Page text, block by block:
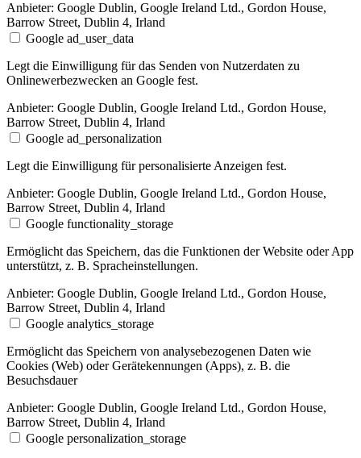
Anbieter: Google Dublin, Google Ireland Ltd., Gordon House,
Barrow Street, Dublin 4, Irland
Google ad_user_data
Legt die Einwilligung für das Senden von Nutzerdaten zu
Onlinewerbezwecken an Google fest.
Anbieter: Google Dublin, Google Ireland Ltd., Gordon House,
Barrow Street, Dublin 4, Irland
Google ad_personalization
Legt die Einwilligung für personalisierte Anzeigen fest.
Anbieter: Google Dublin, Google Ireland Ltd., Gordon House,
Barrow Street, Dublin 4, Irland
Google functionality_storage
Ermöglicht das Speichern, das die Funktionen der Website oder App
unterstützt, z. B. Spracheinstellungen.
Anbieter: Google Dublin, Google Ireland Ltd., Gordon House,
Barrow Street, Dublin 4, Irland
Google analytics_storage
Ermöglicht das Speichern von analysebezogenen Daten wie
Cookies (Web) oder Gerätekennungen (Apps), z. B. die
Besuchsdauer
Anbieter: Google Dublin, Google Ireland Ltd., Gordon House,
Barrow Street, Dublin 4, Irland
Google personalization_storage